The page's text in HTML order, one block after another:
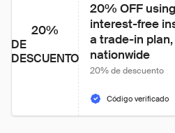
20%
DE
DESCUENTO
20% OFF
interest-free
a trade-in
nationwide
20% de descuento
Código verificado